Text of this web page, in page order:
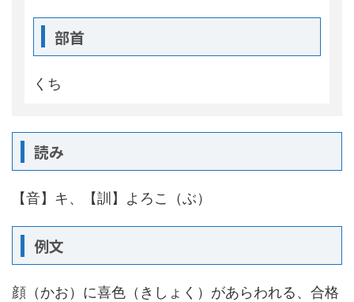
部首
くち
読み
【音】キ、【訓】よろこ（ぶ）
例文
顔（かお）に喜色（きしょく）があらわれる、合格